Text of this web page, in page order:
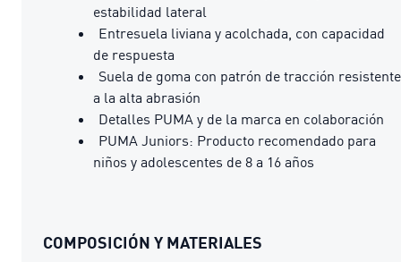
estabilidad lateral
Entresuela liviana y acolchada, con capacidad
de respuesta
Suela de goma con patrón de tracción resistente
a la alta abrasión
Detalles PUMA y de la marca en colaboración
PUMA Juniors: Producto recomendado para
niños y adolescentes de 8 a 16 años
COMPOSICIÓN Y MATERIALES